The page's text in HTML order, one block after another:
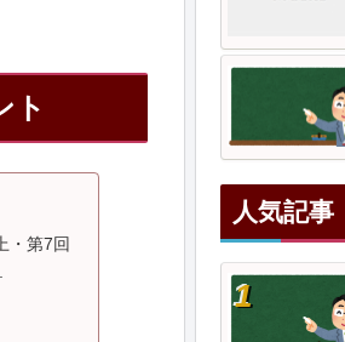
ト
・第7回
人気記事